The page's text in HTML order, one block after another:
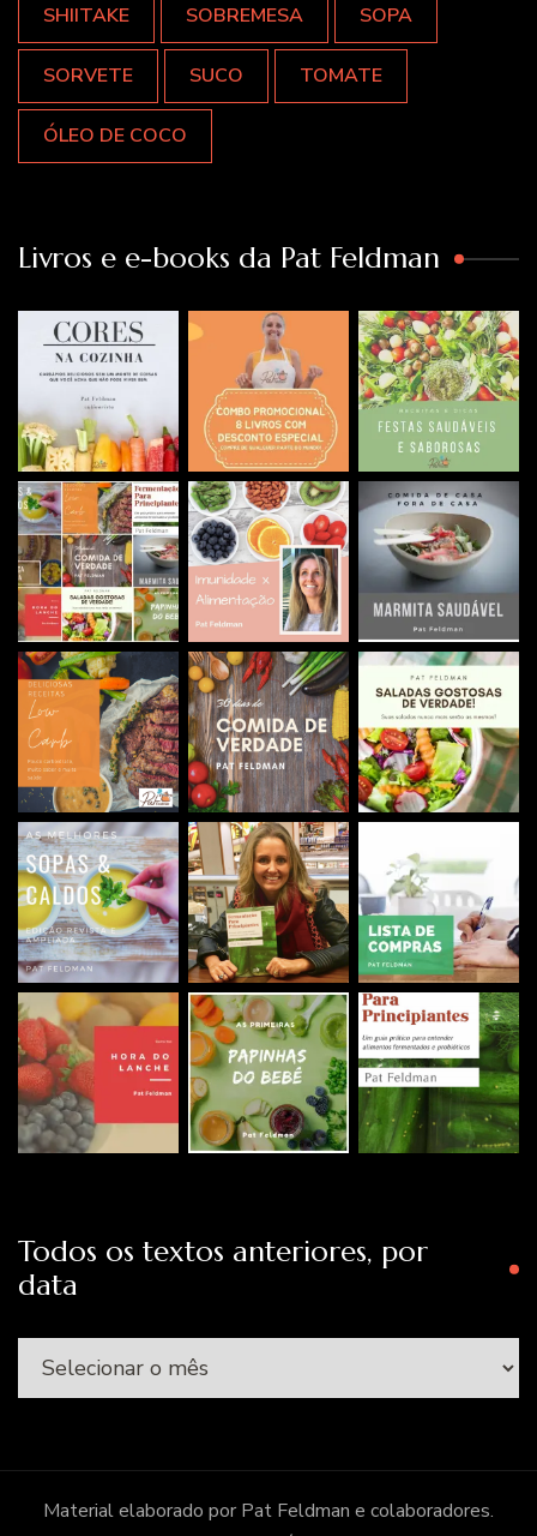
SHIITAKE SOBREMESA SOPA
SORVETE SUCO TOMATE
ÓLEO DE COCO
Livros e e-books da Pat Feldman
Todos os textos anteriores, por
data
Todos
os
anteriores,
porMaterial elaborado por Pat Feldman e colaboradores.